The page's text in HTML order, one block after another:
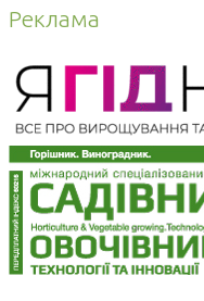
Реклама